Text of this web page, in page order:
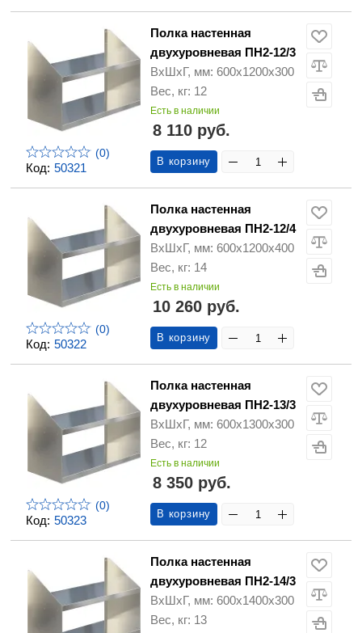
Код: 50321
(0)
Полка настенная
двухуровневая ПН2-12/3
ВхШхГ, мм: 600х1200х300
Вес, кг: 12
Есть в наличии
8 110 руб.
В корзину
Код: 50322
(0)
Полка настенная
двухуровневая ПН2-12/4
ВхШхГ, мм: 600х1200х400
Вес, кг: 14
Есть в наличии
10 260 руб.
В корзину
Код: 50323
(0)
Полка настенная
двухуровневая ПН2-13/3
ВхШхГ, мм: 600х1300х300
Вес, кг: 12
Есть в наличии
8 350 руб.
В корзину
Полка настенная
двухуровневая ПН2-14/3
ВхШхГ, мм: 600х1400х300
Вес, кг: 13